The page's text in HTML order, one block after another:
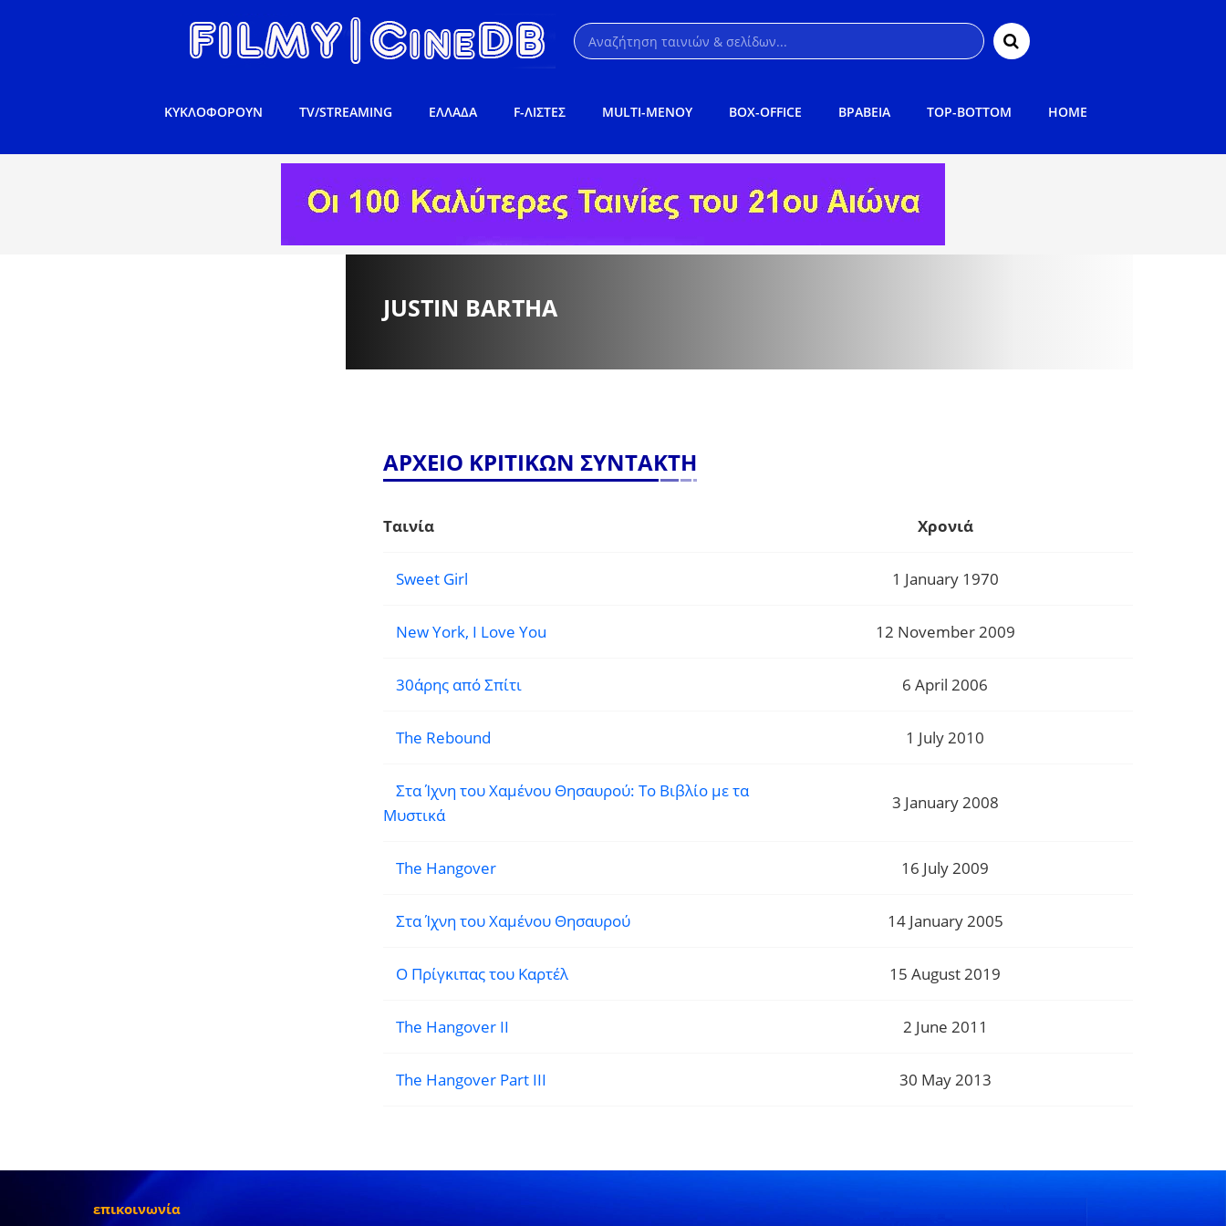
ΚΥΚΛΟΦΟΡΟΥΝ TV/STREAMING ΕΛΛΑΔΑ F-ΛΙΣΤΕΣ MULTI-ΜΕΝΟΥ BOX-OFFICE ΒΡΑΒΕΙΑ TOP-BOTTOM HOME
JUSTIN BARTHA
ΑΡΧΕΙΟ ΚΡΙΤΙΚΩΝ ΣΥΝΤΑΚΤΗ
Ταινία Χρονιά
Sweet Girl 1 January 1970
New York, I Love You 12 November 2009
30άρης από Σπίτι 6 April 2006
The Rebound 1 July 2010
Στα Ίχνη του Χαμένου Θησαυρού: Το Βιβλίο με τα
Μυστικά
3 January 2008
The Hangover 16 July 2009
Στα Ίχνη του Χαμένου Θησαυρού 14 January 2005
Ο Πρίγκιπας του Καρτέλ 15 August 2019
The Hangover II 2 June 2011
The Hangover Part III 30 May 2013
επικοινωνία